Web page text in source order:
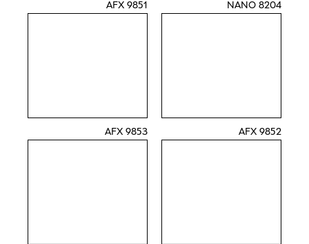
8204 NANO
9851 AFX
9852 AFX
9853 AFX